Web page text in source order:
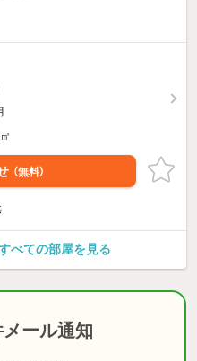
（無料）
べての部屋を見る
ール通知